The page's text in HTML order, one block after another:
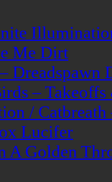
Me Dirt
Dreadspawn
–
/
Lucifer
A Golden